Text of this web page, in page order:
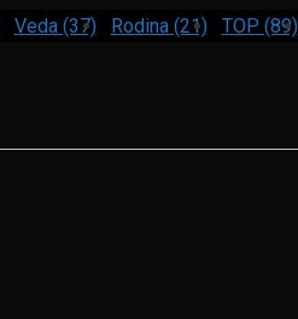
Veda (37) Rodina (21) TOP (89)